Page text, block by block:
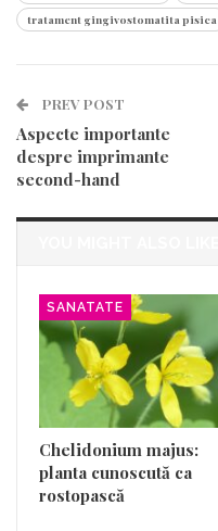
tratament gingivostomatita pisica
PREV POST
Aspecte importante
despre imprimante
second-hand
SANATATE
Chelidonium majus:
planta cunoscută ca
rostopască